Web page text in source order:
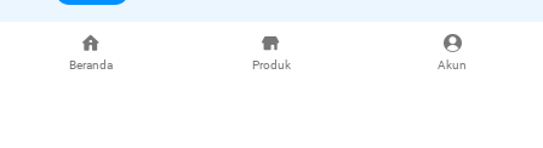
Beranda Produk Akun